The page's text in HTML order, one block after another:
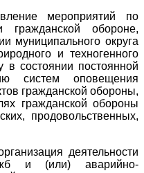
мероприятий по
гражданской обороне,
муниципального округа
и техногенного
в состоянии постоянной
систем оповещения
гражданской обороны,
гражданской обороны
продовольственных,
деятельности
и (или) аварийно-